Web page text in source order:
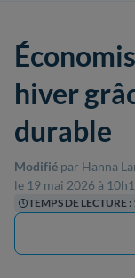
hiver
durable
Modifié par Hanna
le 19 mai 2026 à
TEMPS DE LECTURE